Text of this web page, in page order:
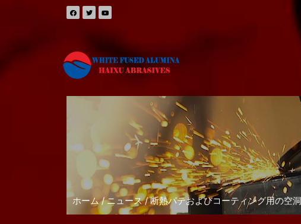
ホーム/ニュース/ 断熱パテおよびコーティング用の空